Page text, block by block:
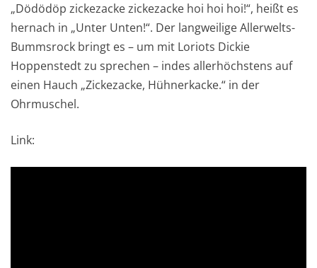
„Dödödöp zickezacke zickezacke hoi hoi hoi!“, heißt es
hernach in „Unter Unten!“. Der langweilige Allerwelts-
Bummsrock bringt es – um mit Loriots Dickie
Hoppenstedt zu sprechen – indes allerhöchstens auf
einen Hauch „Zickezacke, Hühnerkacke.“ in der
Ohrmuschel.
Link: